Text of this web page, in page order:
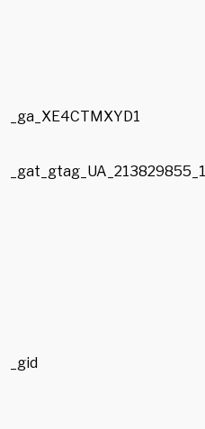
_ga_XE4CTMXYD1
_gat_gtag_UA_213829855_1
_gid